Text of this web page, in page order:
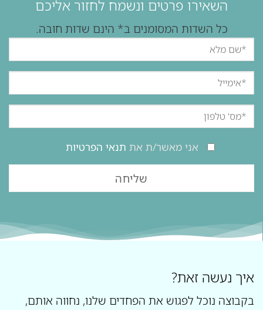
השאירו פרטים ונשמח לחזור אליכם
כל השדות המסומנים ב* הינם שדות חובה.
אני מאשר/ת את תנאי הפרטיות
איך נעשה זאת?
בקבוצה נוכל לפגוש את הפחדים שלנו, נחווה אותם,